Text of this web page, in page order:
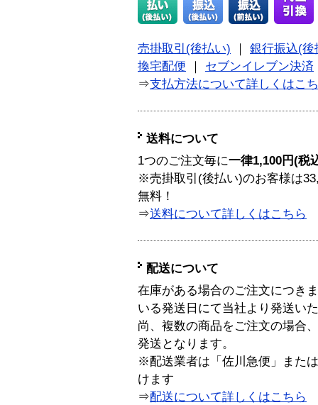
売掛取引(後払い)
銀行振込(後
換宅配便
セブンイレブン決済
⇒支払方法について詳しくはこ
送料について
1つのご注文毎に一律1,100円(税
※売掛取引(後払い)のお客様は
無料！
⇒送料について詳しくはこちら
配送について
在庫がある場合のご注文につき
いる発送日にて当社より発送い
尚、複数の商品をご注文の場合
発送となります。
※配送業者は「佐川急便」また
けます
⇒配送について詳しくはこちら